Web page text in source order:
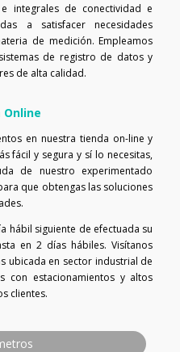
integrales de conectividad e
a satisfacer necesidades
de medición. Empleamos
de registro de datos y
de alta calidad.
Online
en nuestra tienda on-line y
fácil y segura y sí lo necesitas,
de nuestro experimentado
que obtengas las soluciones
hábil siguiente de efectuada su
en 2 días hábiles. Visítanos
ubicada en sector industrial de
con estacionamientos y altos
clientes.